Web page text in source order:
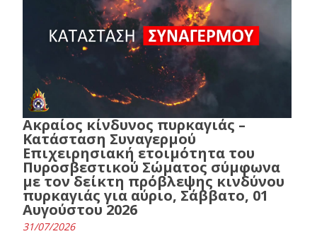
Ακραίος κίνδυνος πυρκαγιάς –
Κατάσταση Συναγερμού
Επιχειρησιακή ετοιμότητα του
Πυροσβεστικού Σώματος σύμφωνα
με τον δείκτη πρόβλεψης κινδύνου
πυρκαγιάς για αύριο, Σάββατο, 01
Αυγούστου 2026
31/07/2026